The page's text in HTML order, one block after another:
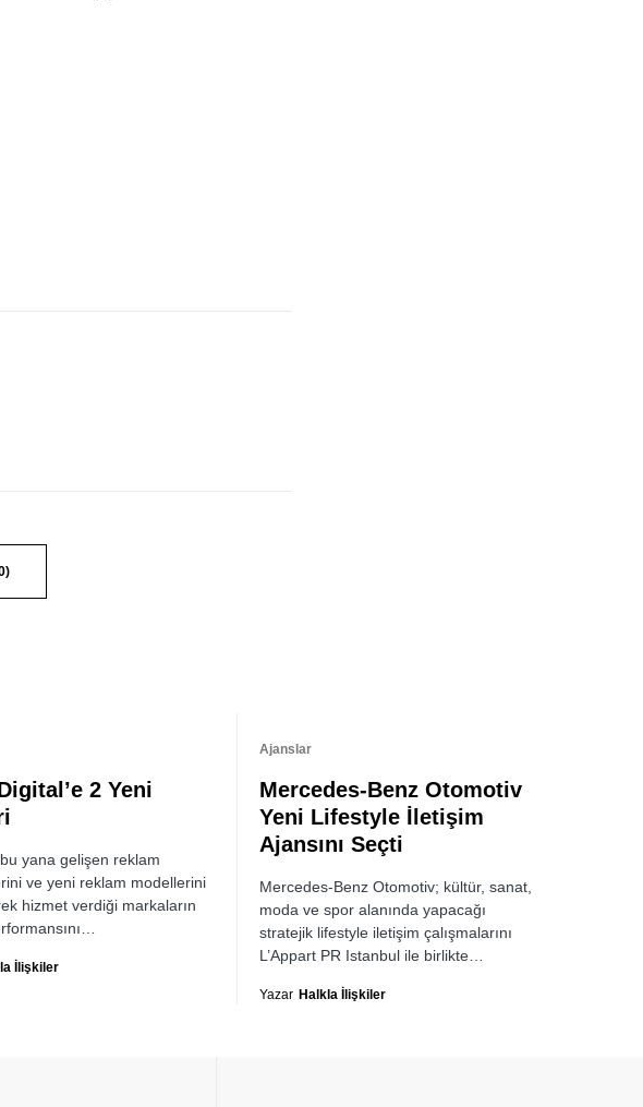
2 Yeni
yana gelişen reklam
ve yeni reklam modellerini
hizmet verdiği markaların
İlişkiler
Ajanslar
Mercedes-Benz Otomotiv
Yeni Lifestyle İletişim
Ajansını Seçti
Mercedes-Benz Otomotiv; kültür, sanat,
moda ve spor alanında yapacağı
stratejik lifestyle iletişim çalışmalarını
L’Appart PR Istanbul ile birlikte…
Yazar Halkla İlişkiler